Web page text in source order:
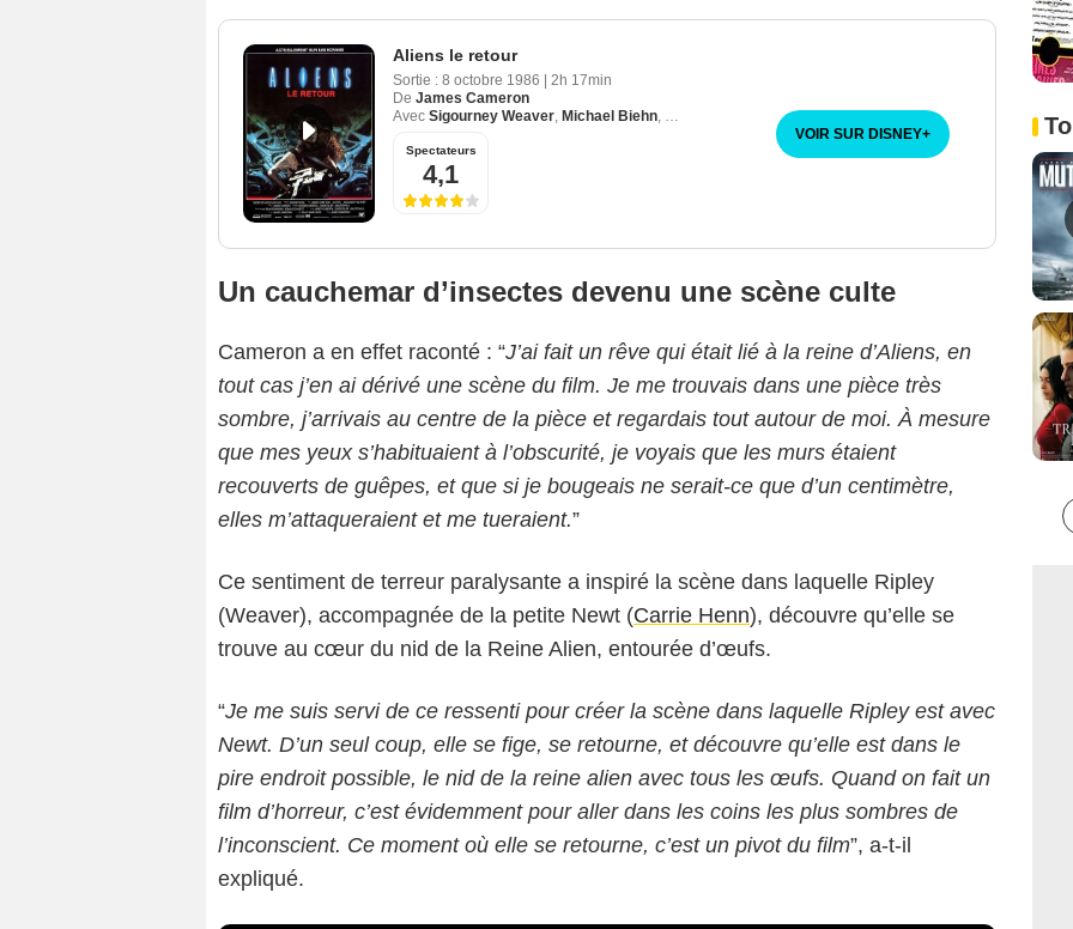
Aliens le retour
Sortie : 8 octobre 1986
2h 17min
De James Cameron
Avec Sigourney Weaver, Michael Biehn, Lance Henriksen
Spectateurs
4,1
VOIR SUR DISNEY+
Un cauchemar d’insectes devenu une scène culte
Cameron a en effet raconté : “J’ai fait un rêve qui était lié à la reine d’Aliens, en
tout cas j’en ai dérivé une scène du film. Je me trouvais dans une pièce très
sombre, j’arrivais au centre de la pièce et regardais tout autour de moi. À mesure
que mes yeux s’habituaient à l’obscurité, je voyais que les murs étaient
recouverts de guêpes, et que si je bougeais ne serait-ce que d’un centimètre,
elles m’attaqueraient et me tueraient.”
Ce sentiment de terreur paralysante a inspiré la scène dans laquelle Ripley
(Weaver), accompagnée de la petite Newt (Carrie Henn), découvre qu’elle se
trouve au cœur du nid de la Reine Alien, entourée d’œufs.
“Je me suis servi de ce ressenti pour créer la scène dans laquelle Ripley est avec
Newt. D’un seul coup, elle se fige, se retourne, et découvre qu’elle est dans le
pire endroit possible, le nid de la reine alien avec tous les œufs. Quand on fait un
film d’horreur, c’est évidemment pour aller dans les coins les plus sombres de
l’inconscient. Ce moment où elle se retourne, c’est un pivot du film”, a-t-il
expliqué.